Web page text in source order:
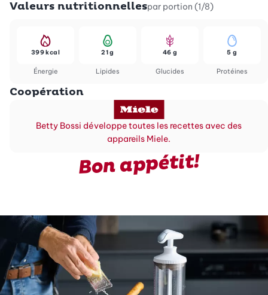
Valeurs nutritionnellespar portion (1/8)
Énergie
399 kcal
Lipides
21 g
Glucides
46 g
Protéines
5 g
Coopération
Betty Bossi développe toutes les recettes avec des
appareils Miele.
Bon appétit!